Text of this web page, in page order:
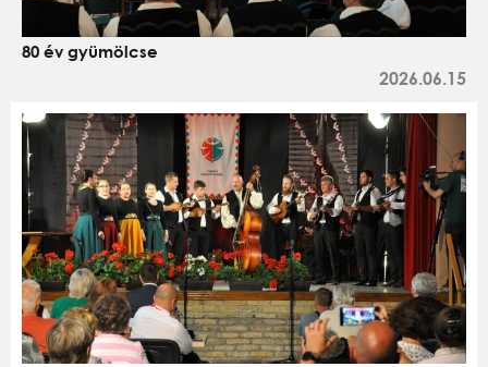
80 év gyümölcse
2026.06.15